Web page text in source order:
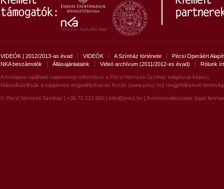
VIDEÓK | 2012/2013-as évad VIDEÓK A Színház története
Pécsi Operáért
NKA beszámolók
Állásajánlataink Videó archívum (2011/2012-es évad) Rólunk
A honlapon található valamennyi információ a Pécsi Nemzeti Színház tulajdonát képezi.
Másodközlésük a tulajdonos engedélyével és forrás (www.pnsz.hu) megjelölésével
© Pécsi Nemzeti Színház | +36 72 512 660 | info@pnsz.hu| A műsorváltoztatás jogát